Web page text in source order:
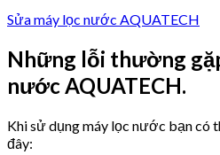
Sửa máy lọc nước AQUATECH
Những lỗi thường
nước AQUATECH.
Khi sử dụng máy lọc nước bạn có
đây: